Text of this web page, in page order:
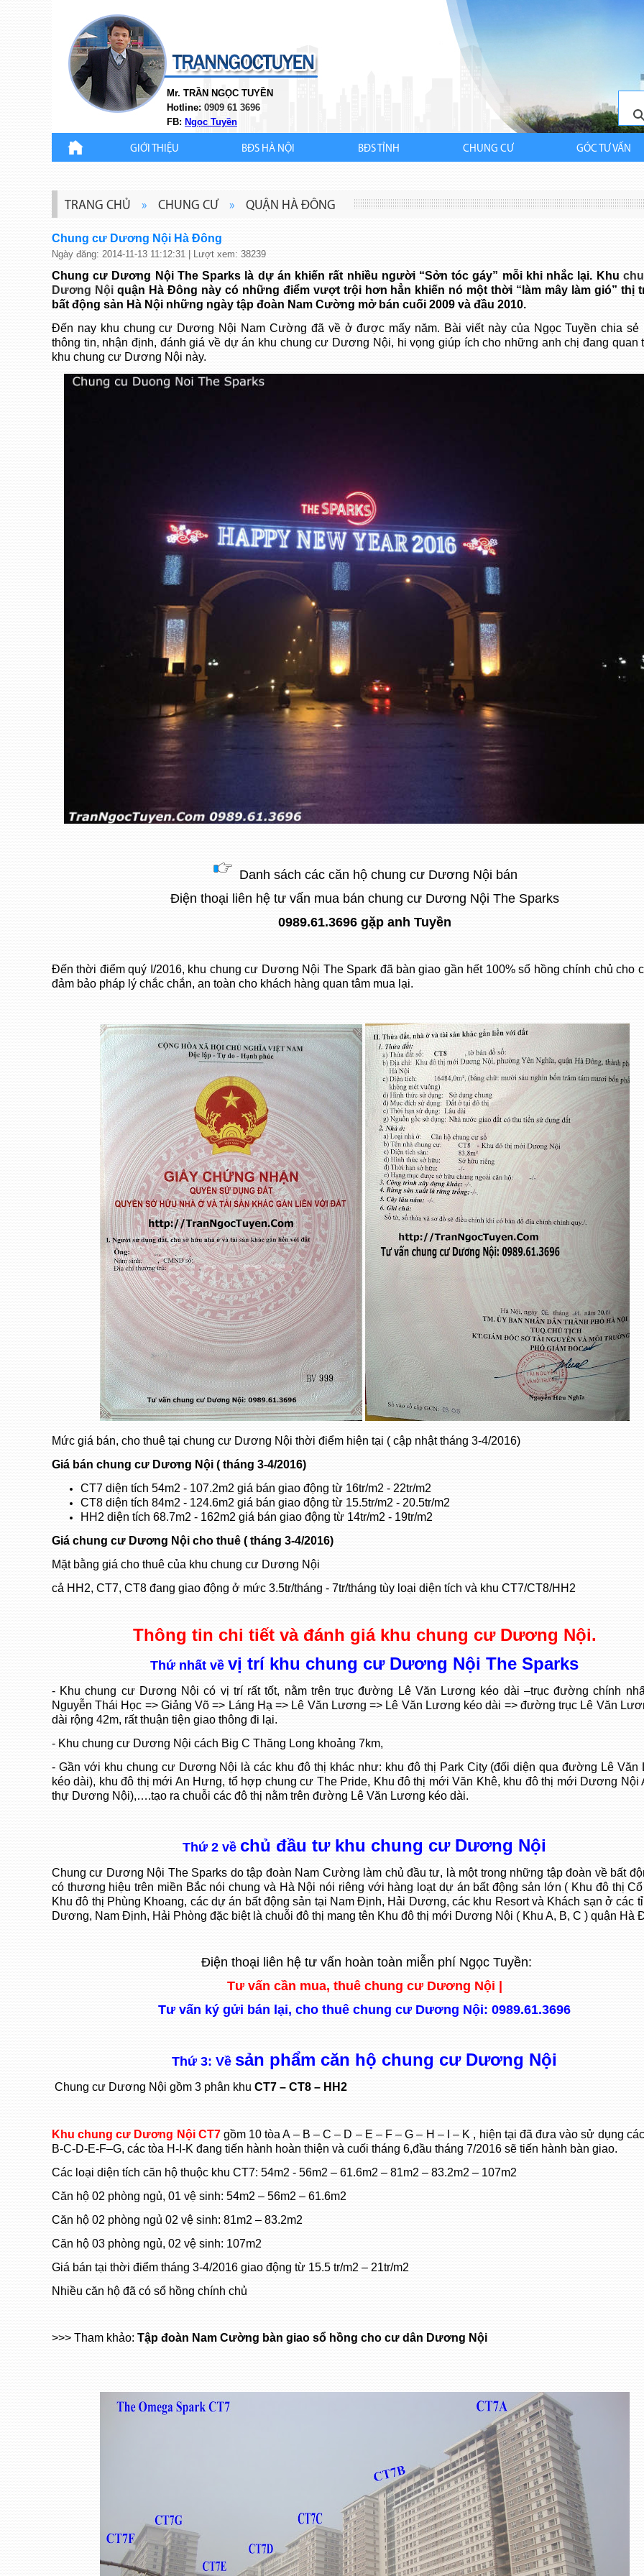
Mr. TRẦN NGỌC TUYỀN
Hotline: 0909 61 3696
FB: Ngọc Tuyền
GIỚI THIỆU BĐS HÀ NỘI BĐS TỈNH CHUNG CƯ GÓC TƯ VẤN
TRANG CHỦ » CHUNG CƯ » QUẬN HÀ ĐÔNG
Chung cư Dương Nội Hà Đông
Ngày đăng: 2014-11-13 11:12:31 | Lượt xem: 38239
Chung cư Dương Nội The Sparks là dự án khiến rất nhiều người “Sởn tóc gáy” mỗi khi nhắc lại. Khu
Dương Nộiquận Hà Đông này có những điểm vượt trội hơn hẳn khiến nó một thời “làm mây làm gió” thị
bất động sản Hà Nội những ngày tập đoàn Nam Cường mở bán cuối 2009 và đầu 2010.
Đến nay khu chung cư Dương Nội Nam Cường đã về ở được mấy năm. Bài viết này của Ngọc Tuyền chia sẻ
thông tin, nhận định, đánh giá về dự án khu chung cư Dương Nội, hi vọng giúp ích cho những anh chị đang quan
khu chung cư Dương Nội này.
Danh sách các căn hộ chung cư Dương Nội bán
Điện thoại liên hệ tư vấn mua bán chung cư Dương Nội The Sparks
0989.61.3696 gặp anh Tuyền
Đến thời điểm quý I/2016, khu chung cư Dương Nội The Spark đã bàn giao gần hết 100% sổ hồng chính chủ cho
đảm bảo pháp lý chắc chắn, an toàn cho khách hàng quan tâm mua lại.
Mức giá bán, cho thuê tại chung cư Dương Nội thời điểm hiện tại ( cập nhật tháng 3-4/2016)
Giá bán chung cư Dương Nội ( tháng 3-4/2016)
CT7 diện tích 54m2 - 107.2m2 giá bán giao động từ 16tr/m2 - 22tr/m2
CT8 diện tích 84m2 - 124.6m2 giá bán giao động từ 15.5tr/m2 - 20.5tr/m2
HH2 diện tích 68.7m2 - 162m2 giá bán giao động từ 14tr/m2 - 19tr/m2
Giá chung cư Dương Nội cho thuê ( tháng 3-4/2016)
Mặt bằng giá cho thuê của khu chung cư Dương Nội
cả HH2, CT7, CT8 đang giao động ở mức 3.5tr/tháng - 7tr/tháng tùy loại diện tích và khu CT7/CT8/HH2
Thông tin chi tiết và đánh giá khu chung cư Dương Nội.
Thứ nhất về vị trí khu chung cư Dương Nội The Sparks
- Khu chung cư Dương Nội có vị trí rất tốt, nằm trên trục đường Lê Văn Lương kéo dài –trục đường chính
Nguyễn Thái Học => Giảng Võ => Láng Hạ => Lê Văn Lương => Lê Văn Lương kéo dài => đường trục Lê Văn
dài rộng 42m, rất thuận tiện giao thông đi lại.
- Khu chung cư Dương Nội cách Big C Thăng Long khoảng 7km,
- Gần với khu chung cư Dương Nội là các khu đô thị khác như: khu đô thị Park City (đối diện qua đường Lê Văn
kéo dài), khu đô thị mới An Hưng, tổ hợp chung cư The Pride, Khu đô thị mới Văn Khê, khu đô thị mới Dương Nội
thự Dương Nội),….tạo ra chuỗi các đô thị nằm trên đường Lê Văn Lương kéo dài.
Thứ 2 về chủ đầu tư khu chung cư Dương Nội
Chung cư Dương Nội The Sparks do tập đoàn Nam Cường làm chủ đầu tư, là một trong những tập đoàn về bất
có thương hiệu trên miền Bắc nói chung và Hà Nội nói riêng với hàng loạt dự án bất động sản lớn ( Khu đô thị
Khu đô thị Phùng Khoang, các dự án bất động sản tại Nam Định, Hải Dương, các khu Resort và Khách sạn ở các
Dương, Nam Định, Hải Phòng đặc biệt là chuỗi đô thị mang tên Khu đô thị mới Dương Nội ( Khu A, B, C ) quận Hà
Điện thoại liên hệ tư vấn hoàn toàn miễn phí Ngọc Tuyền:
Tư vấn cần mua, thuê chung cư Dương Nội |
Tư vấn ký gửi bán lại, cho thuê chung cư Dương Nội: 0989.61.3696
Thứ 3: Về sản phẩm căn hộ chung cư Dương Nội
Chung cư Dương Nội gồm 3 phân khu CT7 – CT8 – HH2
Khu chung cư Dương Nội CT7gồm 10 tòa A – B – C – D – E – F – G – H – I – K , hiện tại đã đưa vào sử dụng
B-C-D-E-F–G, các tòa H-I-K đang tiến hành hoàn thiện và cuối tháng 6,đầu tháng 7/2016 sẽ tiến hành bàn giao.
Các loại diện tích căn hộ thuộc khu CT7: 54m2 - 56m2 – 61.6m2 – 81m2 – 83.2m2 – 107m2
Căn hộ 02 phòng ngủ, 01 vệ sinh: 54m2 – 56m2 – 61.6m2
Căn hộ 02 phòng ngủ 02 vệ sinh: 81m2 – 83.2m2
Căn hộ 03 phòng ngủ, 02 vệ sinh: 107m2
Giá bán tại thời điểm tháng 3-4/2016 giao động từ 15.5 tr/m2 – 21tr/m2
Nhiều căn hộ đã có sổ hồng chính chủ
>>> Tham khảo: Tập đoàn Nam Cường bàn giao sổ hồng cho cư dân Dương Nội